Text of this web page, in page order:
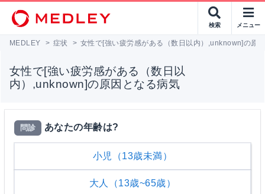
検索 メニュー
MEDLEY > 症状 > 女性で[強い疲労感がある（数日以内）,unknown]の原
女性で[強い疲労感がある（数日以
内）,unknown]の原因となる病気
問診 あなたの年齢は?
小児（13歳未満）
大人（13歳~65歳）